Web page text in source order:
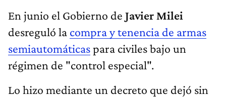
En junio el Gobierno de Javier Milei
desreguló la compra y tenencia de armas
semiautomáticaspara civiles bajo un
régimen de "control especial".
Lo hizo mediante un decreto que dejó sin